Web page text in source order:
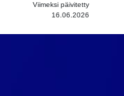
Viimeksi päivitetty
16.06.2026